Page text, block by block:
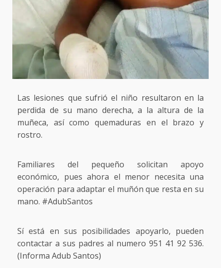
Las lesiones que sufrió el niño resultaron en la
perdida de su mano derecha, a la altura de la
muñeca, así como quemaduras en el brazo y
rostro.
Familiares del pequeño solicitan apoyo
económico, pues ahora el menor necesita una
operación para adaptar el muñón que resta en su
mano. #AdubSantos
Sí está en sus posibilidades apoyarlo, pueden
contactar a sus padres al numero 951 41 92 536.
(Informa Adub Santos)